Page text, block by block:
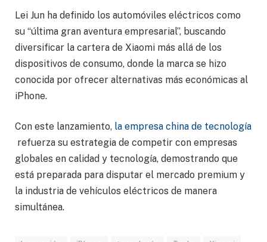
Lei Jun ha definido los automóviles eléctricos como
su “última gran aventura empresarial”, buscando
diversificar la cartera de Xiaomi más allá de los
dispositivos de consumo, donde la marca se hizo
conocida por ofrecer alternativas más económicas al
iPhone.
Con este lanzamiento, la empresa china de tecnología
refuerza su estrategia de competir con empresas
globales en calidad y tecnología, demostrando que
está preparada para disputar el mercado premium y
la industria de vehículos eléctricos de manera
simultánea.